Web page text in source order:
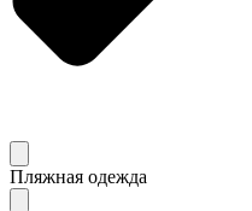
Пляжная одежда